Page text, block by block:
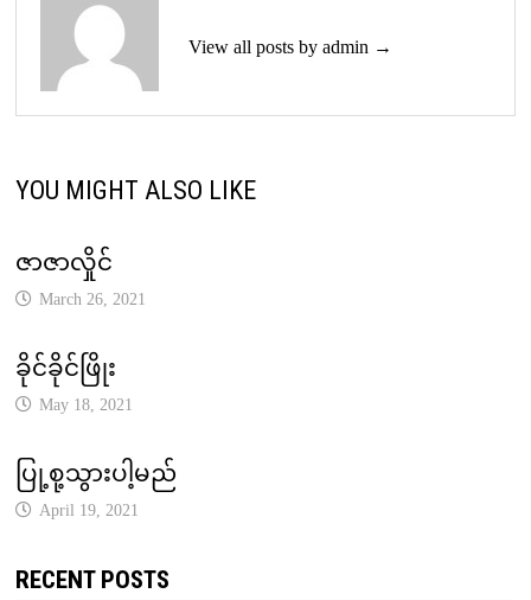
View all posts by admin →
YOU MIGHT ALSO LIKE
ဇာဇာလှိုင်
March 26, 2021
ခိုင်ခိုင်ဖြိုး
May 18, 2021
ပြု့စု့သွားပါ့မည်
April 19, 2021
RECENT POSTS